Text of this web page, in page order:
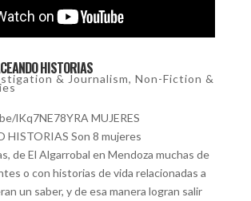
HISTORIAS
& Journalism, Non-Fiction &
lKq7NE78YRA MUJERES
HISTORIAS Son 8 mujeres
de El Algarrobal en Mendoza muchas de
o con historias de vida relacionadas a
un saber, y de esa manera logran salir